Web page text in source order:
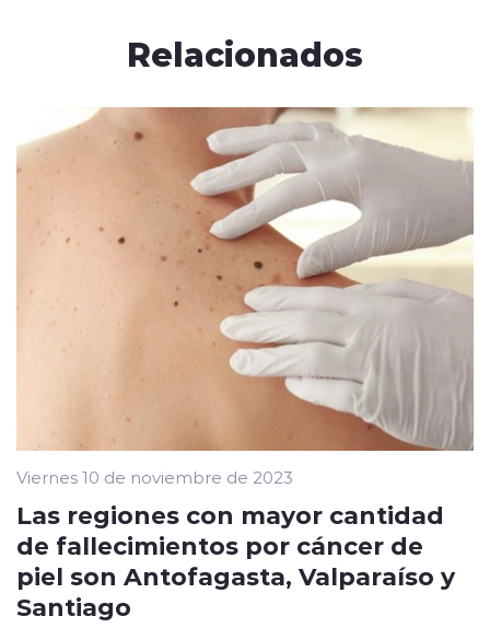
Relacionados
Viernes 10 de noviembre de 2023
Las regiones con mayor cantidad
de fallecimientos por cáncer de
piel son Antofagasta, Valparaíso y
Santiago